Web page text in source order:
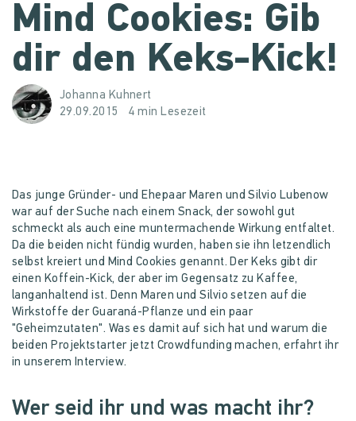
Mind Cookies: Gib
dir den Keks-Kick!
Johanna Kuhnert
29.09.2015
4 min Lesezeit
Das junge Gründer- und Ehepaar Maren und Silvio Lubenow
war auf der Suche nach einem Snack, der sowohl gut
schmeckt als auch eine muntermachende Wirkung entfaltet.
Da die beiden nicht fündig wurden, haben sie ihn letzendlich
selbst kreiert und Mind Cookies genannt. Der Keks gibt dir
einen Koffein-Kick, der aber im Gegensatz zu Kaffee,
langanhaltend ist. Denn Maren und Silvio setzen auf die
Wirkstoffe der Guaraná-Pflanze und ein paar
"Geheimzutaten". Was es damit auf sich hat und warum die
beiden Projektstarter jetzt Crowdfunding machen, erfahrt ihr
in unserem Interview.
Wer seid ihr und was macht ihr?